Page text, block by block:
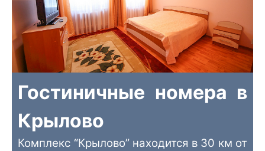
Гостиничные номера в
Крылово
Комплекс “Крылово” находится в 30 км от